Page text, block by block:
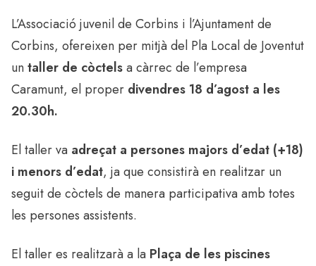
L’Associació juvenil de Corbins i l’Ajuntament de
Corbins, ofereixen per mitjà del Pla Local de Joventut
untaller de còctelsa càrrec de l’empresa
Caramunt, el proper divendres 18 d’agost a les
20.30h.
El taller va adreçat a persones majors d’edat (+18)
i menors d’edat, ja que consistirà en realitzar un
seguit de còctels de manera participativa amb totes
les persones assistents.
El taller es realitzarà a la Plaça de les piscines